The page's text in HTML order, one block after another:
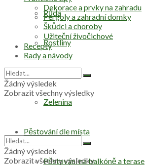
Půda
Rostliny
Zelenina
Pěstování dle místa
Pěstování na balkóně a terase
Dekorace a prvky na zahradu
Pergoly a zahradní domky
Škůdci a choroby
Užiteční živočichové
Recepty
Rady a návody
Žádný výsledek
Zobrazit všechny výsledky
Žádný výsledek
Zobrazit všechny výsledky